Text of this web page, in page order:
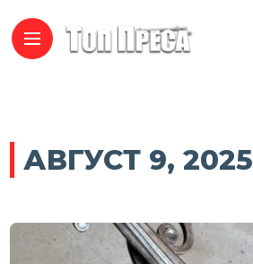
АВГУСТ 9, 2025